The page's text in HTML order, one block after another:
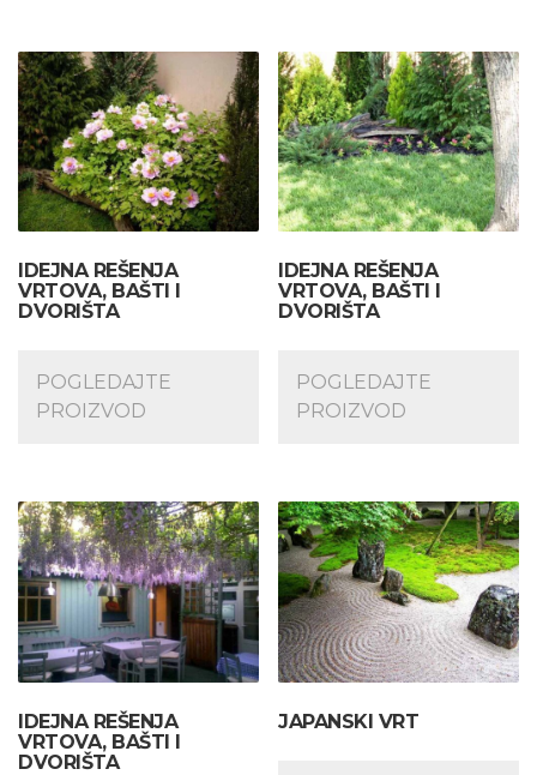
IDEJNA REŠENJA
VRTOVA, BAŠTI I
DVORIŠTA
POGLEDAJTE
PROIZVOD
IDEJNA REŠENJA
VRTOVA, BAŠTI I
DVORIŠTA
POGLEDAJTE
PROIZVOD
IDEJNA REŠENJA
VRTOVA, BAŠTI I
DVORIŠTA
JAPANSKI VRT